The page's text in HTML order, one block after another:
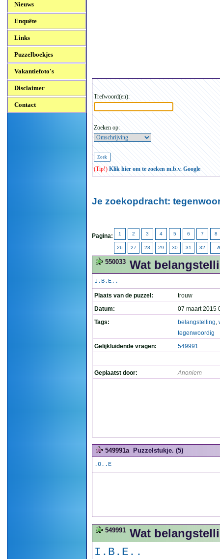
Nieuws
Enquête
Links
Puzzelboekjes
Vakantiefoto's
Disclaimer
Contact
Trefwoord(en):
Zoeken op:
(Tip!) Klik hier om te zoeken m.b.v. Google
Je zoekopdracht:
Pagina: 1 2 3 4 5 6 7 8
26 27 28 29 30 31 32
550033 Wat
I.B.E..
Plaats van de puzzel:
trouw
Datum:
07 maart 2015
Tags:
belangstelling,
tegenwoordig
Gelijkluidende vragen:
549991
Geplaatst door: Anoniem
549991a Puzzelstukje. (5)
.O..E
549991 Wat
I.B.E..